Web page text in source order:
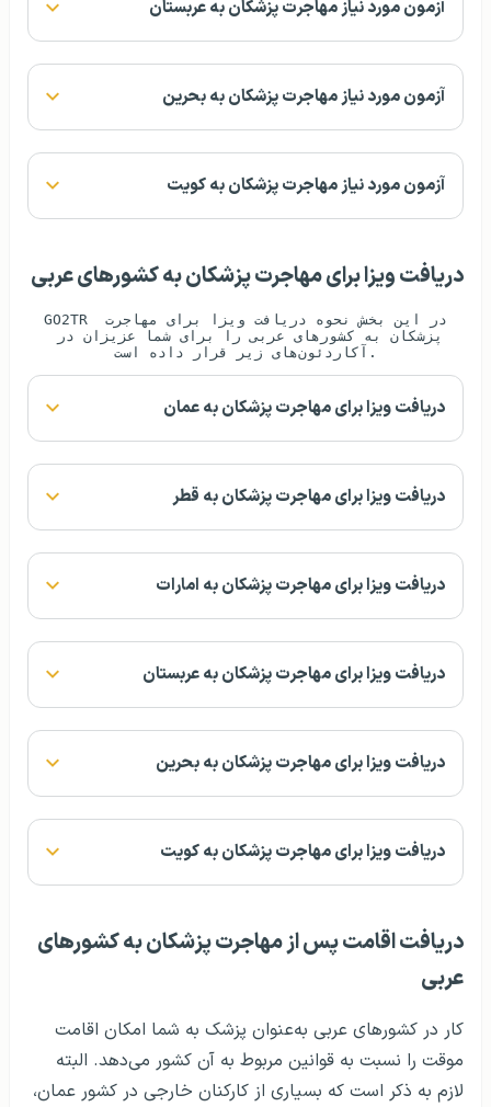
آزمون مورد نیاز مهاجرت پزشکان به عربستان
آزمون مورد نیاز مهاجرت پزشکان به بحرین
آزمون مورد نیاز مهاجرت پزشکان به کویت
دریافت ویزا برای مهاجرت پزشکان به کشورهای عربی
GO2TR در این بخش نحوه دریافت ویزا برای مهاجرت
آکاردئون‌های زیر قرار داده است.
دریافت ویزا برای مهاجرت پزشکان به عمان
دریافت ویزا برای مهاجرت پزشکان به قطر
دریافت ویزا برای مهاجرت پزشکان به امارات
دریافت ویزا برای مهاجرت پزشکان به عربستان
دریافت ویزا برای مهاجرت پزشکان به بحرین
دریافت ویزا برای مهاجرت پزشکان به کویت
دریافت اقامت پس از مهاجرت پزشکان به کشورهای
عربی
کار در کشورهای عربی به‌عنوان پزشک به شما امکان اقامت
موقت را نسبت به قوانین مربوط به آن کشور می‌دهد. البته
لازم به ذکر است که بسیاری از کارکنان خارجی در کشور عمان،